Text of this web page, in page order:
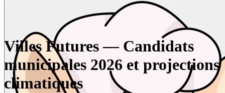
Villes Futures — Candidats
municipales 2026 et projections
climatiques